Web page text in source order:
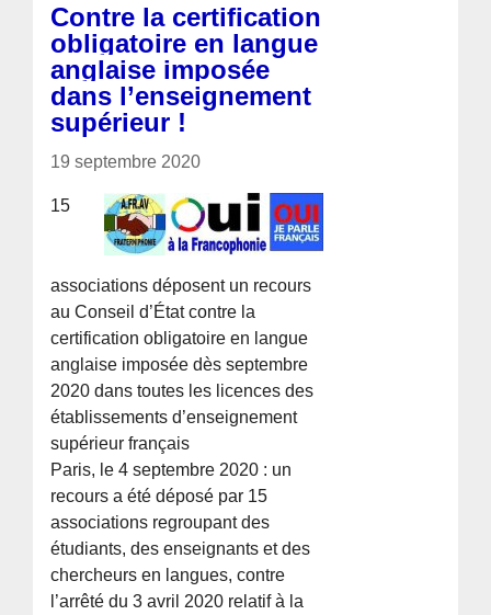
Contre la certification
obligatoire en langue
anglaise imposée
dans l’enseignement
supérieur !
19 septembre 2020
15
associations déposent un recours
au Conseil d’État contre la
certification obligatoire en langue
anglaise imposée dès septembre
2020 dans toutes les licences des
établissements d’enseignement
supérieur français
Paris, le 4 septembre 2020 : un
recours a été déposé par 15
associations regroupant des
étudiants, des enseignants et des
chercheurs en langues, contre
l’arrêté du 3 avril 2020 relatif à la